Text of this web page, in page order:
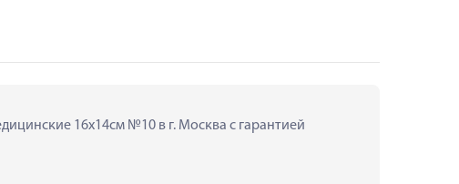
16х14см №10 в г. Москва с гарантией